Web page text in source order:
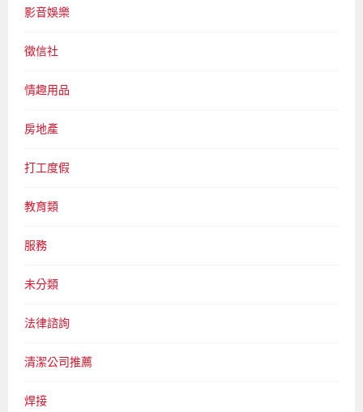
影音娛樂
徵信社
情趣用品
房地產
打工度假
教育類
服務
未分類
法律諮詢
清潔公司推薦
焊接